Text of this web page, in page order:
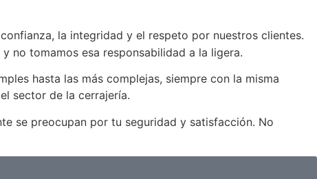
la integridad y el respeto por nuestros clientes.
no tomamos esa responsabilidad a la ligera.
hasta las más complejas, siempre con la misma
sector de la cerrajería.
se preocupan por tu seguridad y satisfacción. No